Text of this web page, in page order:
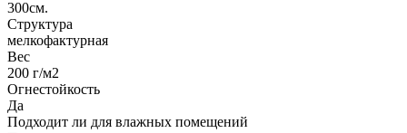
300см.
Структура
мелкофактурная
Вес
200 г/м2
Огнестойкость
Да
Подходит ли для влажных помещений